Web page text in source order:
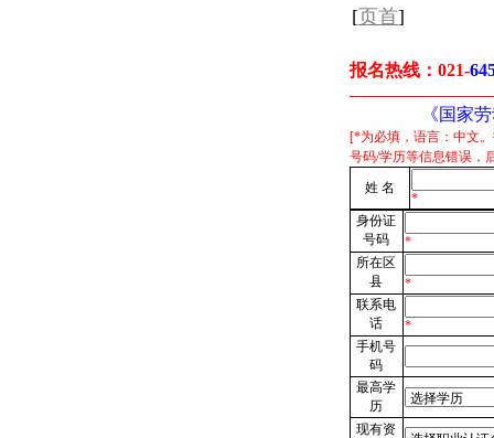
[页首]
报名热线： 021-
《国家
[*为必填，语言：中文
号码/学历等信息错误，
姓 名
*
身份证
号码
*
所在区
县
*
联系电
话
*
手机号
码
最高学
历
现有资